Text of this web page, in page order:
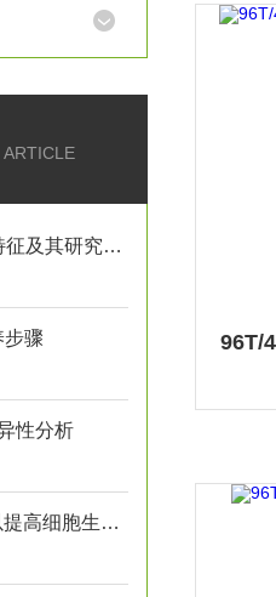
ARTICLE
TE-6细胞系的基因表达特征及其研究意义
骤
性分析
如何优化DMEM培养基以提高细胞生长？